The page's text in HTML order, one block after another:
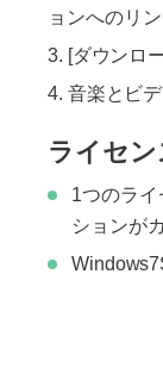
ョンへのリ
[ダウンロ
音楽とビ
ライセン
1つのラ
ションが